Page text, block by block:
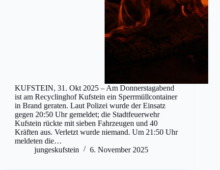
KUFSTEIN, 31. Okt 2025 – Am Donnerstagabend
ist am Recyclinghof Kufstein ein Sperrmüllcontainer
in Brand geraten. Laut Polizei wurde der Einsatz
gegen 20:50 Uhr gemeldet; die Stadtfeuerwehr
Kufstein rückte mit sieben Fahrzeugen und 40
Kräften aus. Verletzt wurde niemand. Um 21:50 Uhr
meldeten die…
jungeskufstein
6. November 2025